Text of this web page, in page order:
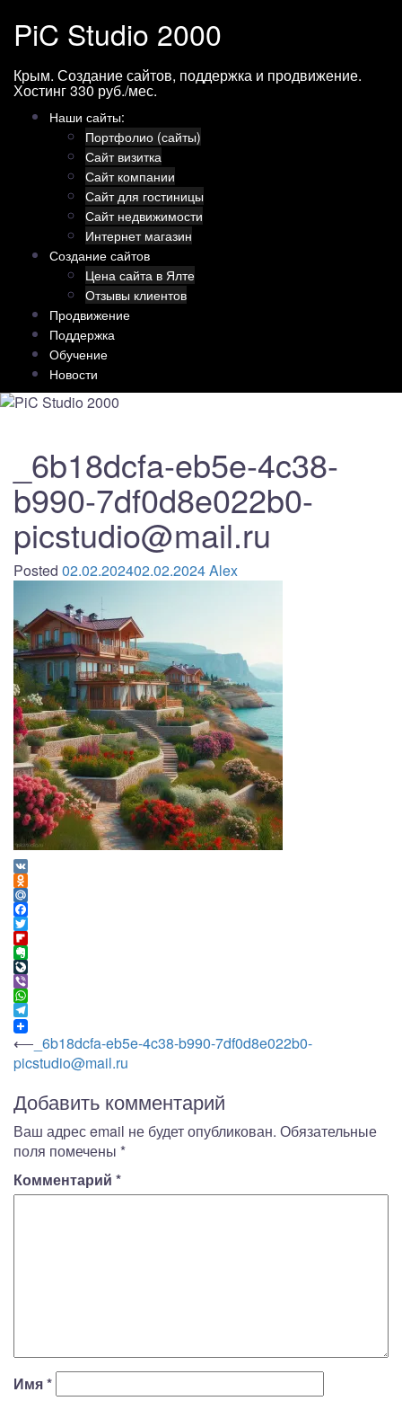
содержимому
PiC Studio 2000
Крым. Создание сайтов, поддержка и продвижение.
Хостинг 330 руб./мес.
Наши сайты:
Портфолио (сайты)
Сайт визитка
Сайт компании
Сайт для гостиницы
Сайт недвижимости
Интернет магазин
Создание сайтов
Цена сайта в Ялте
Отзывы клиентов
Продвижение
Поддержка
Обучение
Новости
_6b18dcfa-eb5e-4c38-
b990-7df0d8e022b0-
picstudio@mail.ru
Posted 02.02.202402.02.2024Alex
VK
Odnoklassniki
Mail.Ru
Facebook
Twitter
Flipboard
Evernote
LiveJournal
Viber
WhatsApp
Telegram
Навигация
по
записям
⟵ _6b18dcfa-eb5e-4c38-b990-7df0d8e022b0-
picstudio@mail.ru
Добавить комментарий
Ваш адрес email не будет опубликован. Обязательные
поля помечены *
Комментарий *
Имя*